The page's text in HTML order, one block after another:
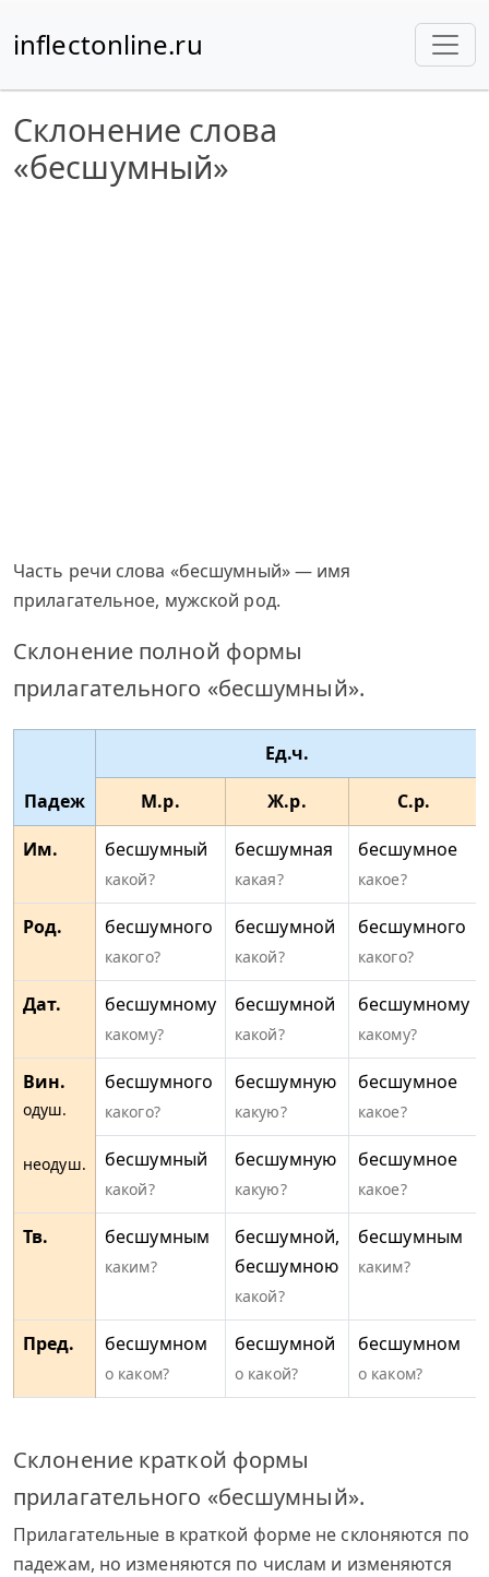
inflectonline.ru
Склонение слова
«бесшумный»
Часть речи слова «бесшумный» — имя
прилагательное, мужской род.
Склонение полной формы
прилагательного «бесшумный».
Падеж
Ед.ч.
М.р.
Ж.р.
С.р.
Им.
бесшумный
какой?
бесшумная
какая?
бесшумное
какое?
Род. бесшумного
какого?
бесшумной
какой?
бесшумного
какого?
Дат. бесшумному
какому?
бесшумной
какой?
бесшумному
какому?
Вин.
одуш.
неодуш.
бесшумного
какого?
бесшумную
какую?
бесшумное
какое?
бесшумный
какой?
бесшумную
какую?
бесшумное
какое?
Тв. бесшумным
каким?
бесшумной,
бесшумною
какой?
бесшумным
каким?
Пред. бесшумном
о каком?
бесшумной
о какой?
бесшумном
о каком?
Склонение краткой формы
прилагательного «бесшумный».
Прилагательные в краткой форме не склоняются по
падежам, но изменяются по числам и изменяются